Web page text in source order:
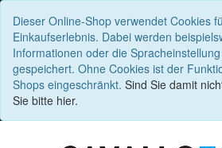
Dieser Online-Shop verwendet Cookies
Einkaufserlebnis. Dabei werden
Informationen oder die
gespeichert. Ohne Cookies ist der
Shops eingeschränkt. Sind Sie damit
Sie bitte hier.